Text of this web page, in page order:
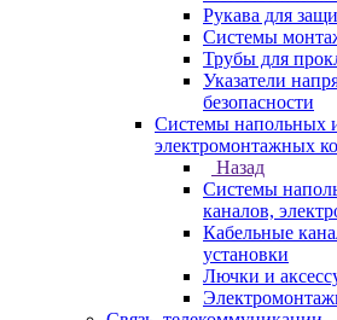
Рукава для
Системы
Трубы для
Указатели
безопасности
Системы напольных
электромонтажных
Назад
Системы
каналов,
Кабельные
установки
Лючки и